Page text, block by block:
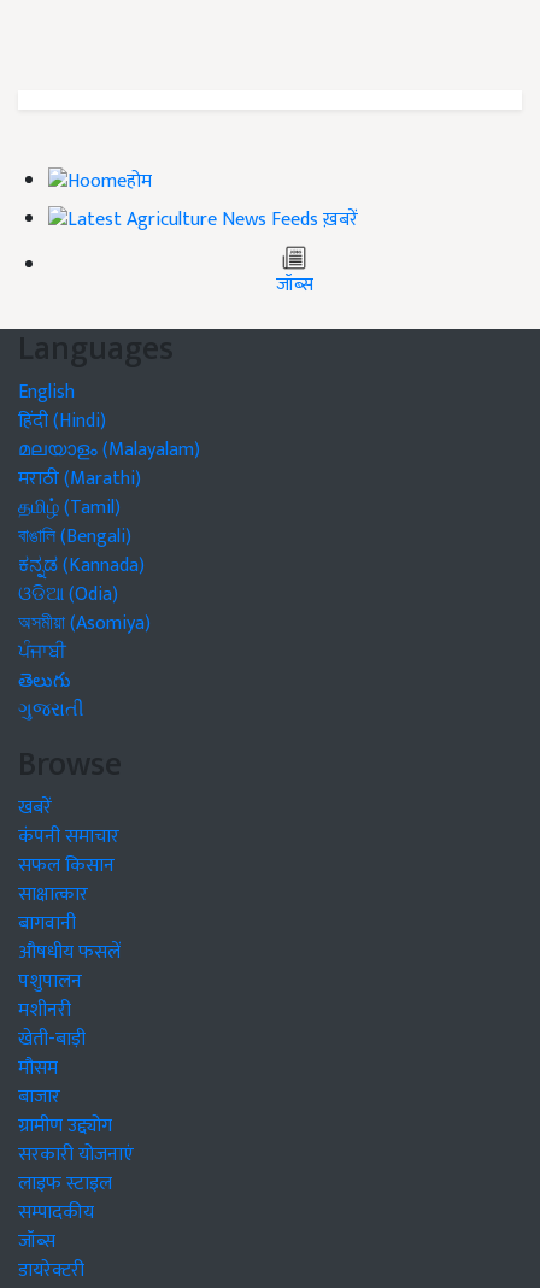
होम
ख़बरें
जॉब्स
Languages
English
हिंदी (Hindi)
മലയാളം (Malayalam)
मराठी (Marathi)
தமிழ் (Tamil)
বাঙালি (Bengali)
ಕನ್ನಡ (Kannada)
ଓଡିଆ (Odia)
অসমীয়া (Asomiya)
ਪੰਜਾਬੀ
తెలుగు
ગુજરાતી
Browse
खबरें
कंपनी समाचार
सफल किसान
साक्षात्कार
बागवानी
औषधीय फसलें
पशुपालन
मशीनरी
खेती-बाड़ी
मौसम
बाजार
ग्रामीण उद्द्योग
सरकारी योजनाएं
लाइफ स्टाइल
सम्पादकीय
जॉब्स
डायरेक्टरी